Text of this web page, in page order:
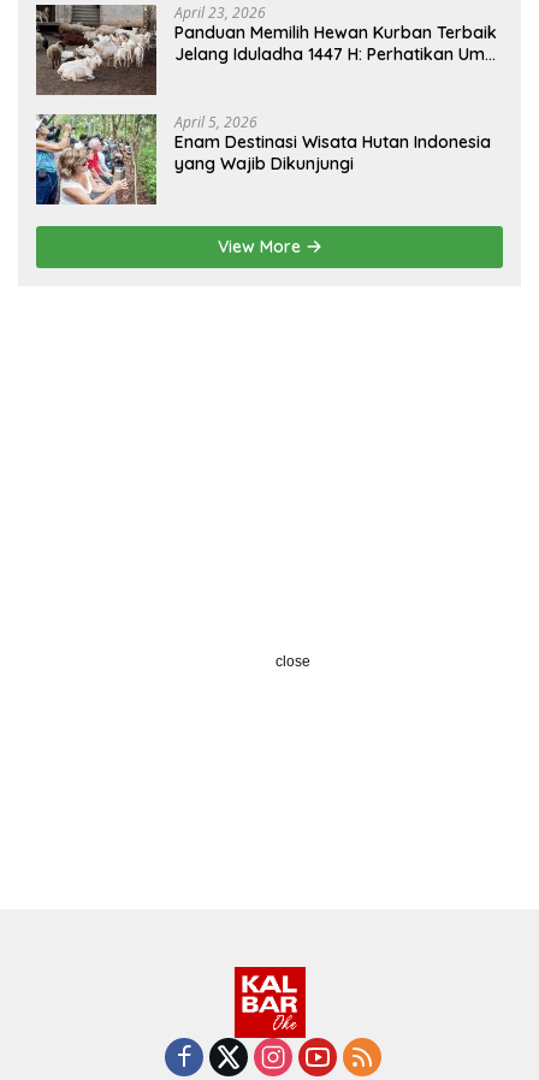
April 23, 2026
Panduan Memilih Hewan Kurban Terbaik
Jelang Iduladha 1447 H: Perhatikan Umur
April 5, 2026
Enam Destinasi Wisata Hutan Indonesia
yang Wajib Dikunjungi
View More
close